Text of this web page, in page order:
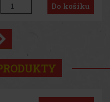
Do košíku